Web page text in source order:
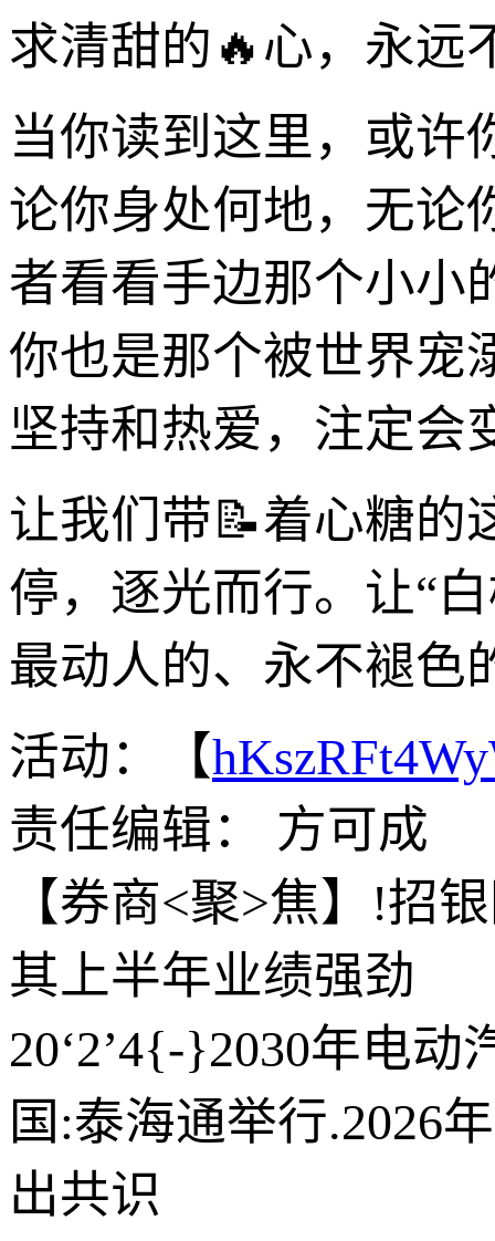
求清甜的🔥心，永远
当你读到这里，或许
论你身处何地，无论
者看看手边那个小小
你也是那个被世界宠
坚持和热爱，注定会
让我们带📝着心糖的
停，逐光而行。让“
最动人的、永不褪色
活动：【
责任编辑： 方可成
【券商<聚>焦】!招
其上半年业绩强劲
20‘2’4{-}2030年电
国:泰海通举行.2026
出共识